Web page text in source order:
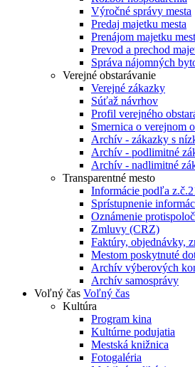
Výročné správy mesta
Predaj majetku mesta
Prenájom majetku
Prevod a prechod
Správa nájomných
Verejné obstarávanie
Verejné zákazky
Súťaž návrhov
Profil verejného
Smernica o verejnom
Archív - zákazky s
Archív - podlimitné
Archív - nadlimitné
Transparentné mesto
Informácie podľa
Sprístupnenie
Oznámenie
Zmluvy (CRZ)
Faktúry, objednávky,
Mestom poskytnuté
Archív výberových
Archív samosprávy
Voľný čas Voľný čas
Kultúra
Program kina
Kultúrne podujatia
Mestská knižnica
Fotogaléria